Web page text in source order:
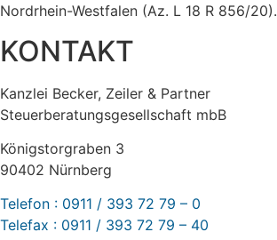
Nordrhein-Westfalen (Az. L 18 R 856/20).
KONTAKT
Kanzlei Becker, Zeiler & Partner
Steuerberatungsgesellschaft mbB
Königstorgraben 3
90402 Nürnberg
Telefon : 0911 / 393 72 79 – 0
Telefax : 0911 / 393 72 79 – 40